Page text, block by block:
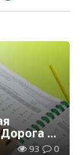
в
93 0